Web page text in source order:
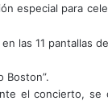
especial para
las 11 pantallas
Boston”.
el concierto, se